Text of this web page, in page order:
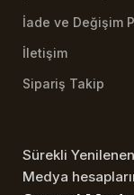
İade ve Değişim
İletişim
Sipariş Takip
Sürekli
Medya